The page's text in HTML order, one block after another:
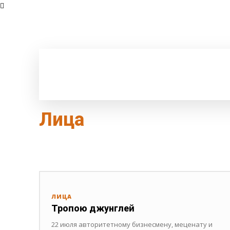
Лица
ЛИЦА
Тропою джунглей
22 июля авторитетному бизнесмену, меценату и